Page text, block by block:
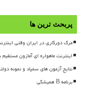
پربحث ترین ها
مرگ دورکاری در ایران وقتی
اینترنت ماهواره ای آمازون
نتایج آزمون های سمپاد و نمونه
برنامه B همیشگی